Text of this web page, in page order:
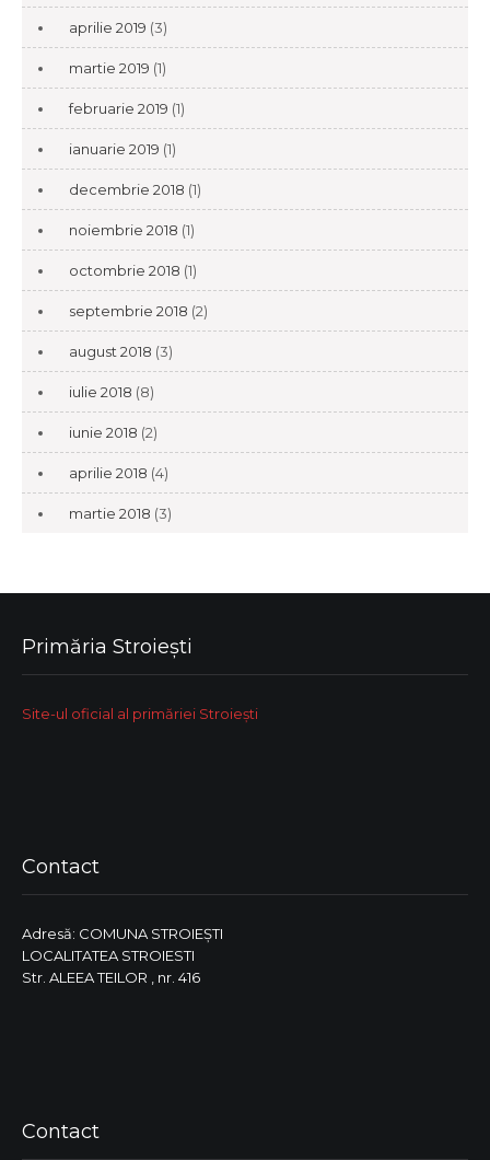
aprilie 2019 (3)
martie 2019 (1)
februarie 2019 (1)
ianuarie 2019 (1)
decembrie 2018 (1)
noiembrie 2018 (1)
octombrie 2018 (1)
septembrie 2018 (2)
august 2018 (3)
iulie 2018 (8)
iunie 2018 (2)
aprilie 2018 (4)
martie 2018 (3)
Primăria Stroiești
Site-ul oficial al primăriei Stroiești
Contact
Adresă: COMUNA STROIEŞTI
LOCALITATEA STROIESTI
Str. ALEEA TEILOR , nr. 416
Contact